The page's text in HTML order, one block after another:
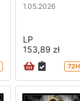
1.05.2026
LP
153,89 zł
72H